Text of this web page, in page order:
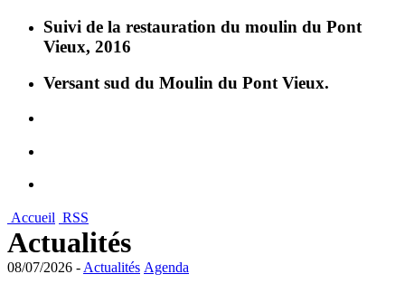
Suivi de la restauration du moulin du Pont
Vieux, 2016
Versant sud du Moulin du Pont Vieux.
Accueil RSS
Actualités
08/07/2026 - Actualités Agenda